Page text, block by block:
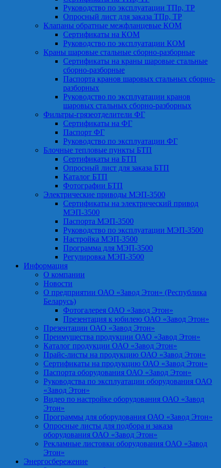
Руководство по эксплуатации ТПр, ТР
Опросный лист для заказа ТПр, ТР
Клапаны обратные межфланцевые КОМ
Сертификаты на КОМ
Руководство по эксплуатации КОМ
Краны шаровые стальные сборно-разборные
Сертификаты на краны шаровые стальные
сборно-разборные
Паспорта кранов шаровых стальных сборно-
разборных
Руководство по эксплуатации кранов
шаровых стальных сборно-разборных
Фильтры-грязеотделители ФГ
Сертификаты на ФГ
Паспорт ФГ
Руководство по эксплуатации ФГ
Блочные тепловые пункты БТП
Сертификаты на БТП
Опросный лист для заказа БТП
Каталог БТП
Фотографии БТП
Электрические приводы МЭП-3500
Сертификаты на электрический привод
МЭП-3500
Паспорта МЭП-3500
Руководство по эксплуатации МЭП-3500
Настройка МЭП-3500
Программа для МЭП-3500
Регулировка МЭП-3500
Информация
О компании
Новости
О предприятии ОАО «Завод Этон» (Республика
Беларусь)
Фотогалерея ОАО «Завод Этон»
Презентация к юбилею ОАО «Завод Этон»
Презентации ОАО «Завод Этон»
Преимущества продукции ОАО «Завод Этон»
Каталог продукции ОАО «Завод Этон»
Прайс-листы на продукцию ОАО «Завод Этон»
Сертификаты на продукцию ОАО «Завод Этон»
Паспорта оборудования ОАО «Завод Этон»
Руководства по эксплуатации оборудования ОАО
«Завод Этон»
Видео по настройке оборудования ОАО «Завод
Этон»
Программы для оборудования ОАО «Завод Этон»
Опросные листы для подбора и заказа
оборудования ОАО «Завод Этон»
Рекламные листовки оборудования ОАО «Завод
Этон»
Энергосбережение